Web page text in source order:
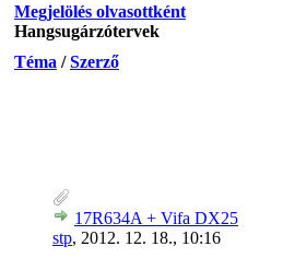
Megjelölés olvasottként
Hangsugárzótervek
Téma /Szerző
17R634A + Vifa DX25
stp, 2012. 12. 18., 10:16